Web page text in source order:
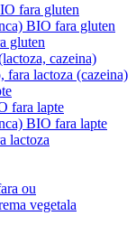
fara gluten
BIO fara gluten
gluten
cazeina)
fara lactoza (cazeina)
fara lapte
BIO fara lapte
lactoza
ou
vegetala